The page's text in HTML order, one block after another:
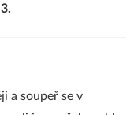
a soupeř se v